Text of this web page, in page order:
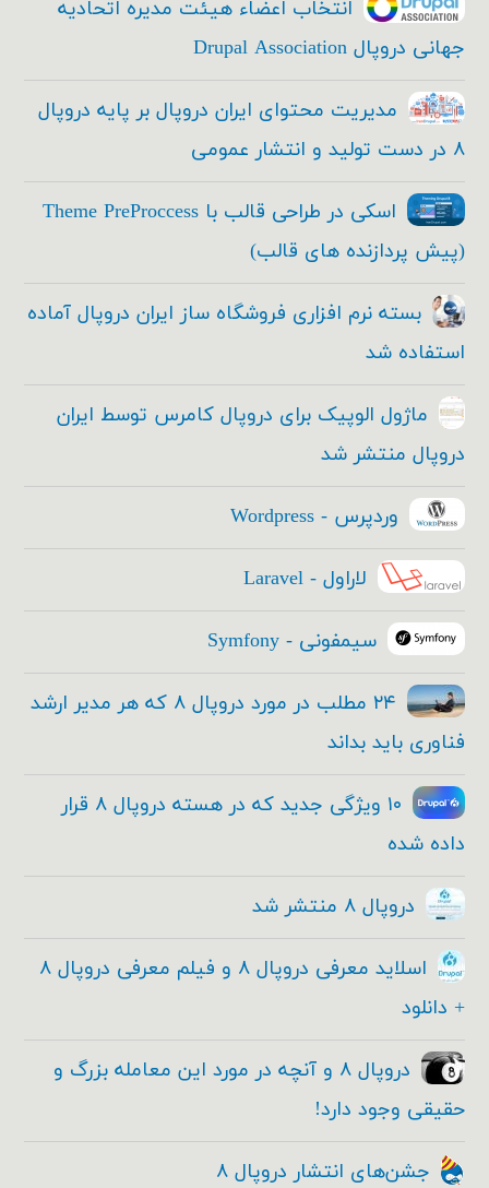
انتخاب اعضاء هیئت مدیره اتحادیه
جهانی دروپال Drupal Association
مدیریت محتوای ایران دروپال بر پایه دروپال
۸ در دست تولید و انتشار عمومی
اسکی در طراحی قالب با Theme PreProccess
(پیش پردازنده های قالب)
بسته نرم افزاری فروشگاه ساز ایران دروپال آماده
استفاده شد
ماژول الوپیک برای دروپال کامرس توسط ایران
دروپال منتشر شد
وردپرس - Wordpress
لاراول - Laravel
سیمفونی - Symfony
۲۴ مطلب در مورد دروپال ۸ که هر مدیر ارشد
فناوری باید بداند
۱۰ ویژگی جدید که در هسته دروپال ۸ قرار
داده شده
دروپال ۸ منتشر شد
اسلاید معرفی دروپال ۸ و فیلم معرفی دروپال ۸
+ دانلود
دروپال ۸ و آنچه در مورد این معامله بزرگ و
حقیقی وجود دارد!
جشن‌های انتشار دروپال ۸